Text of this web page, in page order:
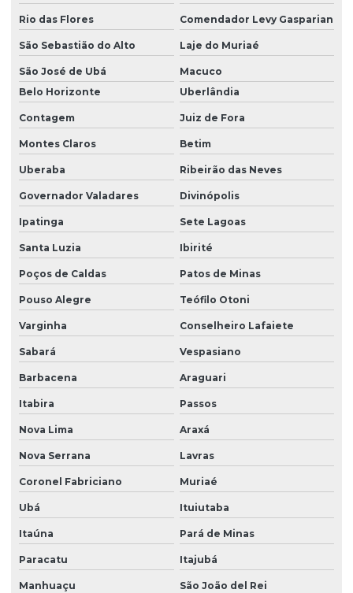
Rio das Flores Comendador Levy Gasparian
São Sebastião do Alto Laje do Muriaé
São José de Ubá
Macuco
Belo Horizonte
Uberlândia
Contagem Juiz de Fora
Montes Claros Betim
Uberaba Ribeirão das Neves
Governador Valadares Divinópolis
Ipatinga Sete Lagoas
Santa Luzia Ibirité
Poços de Caldas Patos de Minas
Pouso Alegre Teófilo Otoni
Varginha Conselheiro Lafaiete
Sabará Vespasiano
Barbacena Araguari
Itabira Passos
Nova Lima Araxá
Nova Serrana Lavras
Coronel Fabriciano Muriaé
Ubá Ituiutaba
Itaúna Pará de Minas
Paracatu Itajubá
Manhuaçu São João del Rei